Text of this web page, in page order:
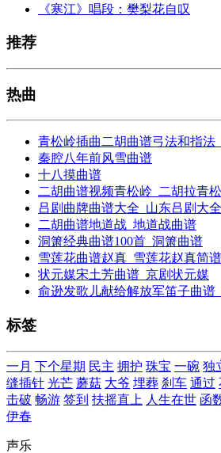
《寒江》唱段：樊梨花自叹
推荐
热曲
青松岭插曲二胡曲谱弓法和指法
秦腔八年前风雪曲谱
十八摸曲谱
二胡曲谱视频青松岭_二胡拉青
吕剧曲牌曲谱大全_山东吕剧大
二胡曲谱地道战_地道战曲谱
洞箫经典曲谱100首_洞箫曲谱
雪莲花曲谱赵真_雪莲花赵真简谱
状元媒宋土芳曲谱_京剧状元媒
俞逊发歌儿献给解放军笛子曲谱
标签
一月 下个星期 民主 拥护 珠宝 一碗 独
缝插针 光芒 蘑菇 大爷 埋葬 刹车 通过
击破 畅游 签到 扶摇直上 人生在世 函
伊春
声乐